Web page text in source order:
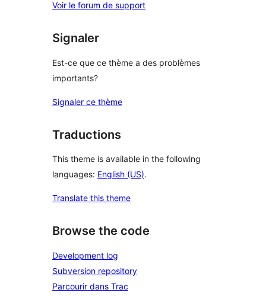
Voir le forum de support
Signaler
Est-ce que ce thème a des problèmes
importants?
Signaler ce thème
Traductions
This theme is available in the following
languages: English (US).
Translate this theme
Browse the code
Development log
Subversion repository
Parcourir dans Trac